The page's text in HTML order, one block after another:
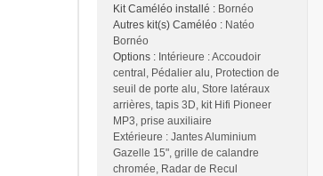
Kit Caméléo installé : Bornéo
Autres kit(s) Caméléo : Natéo
Bornéo
Options : Intérieure : Accoudoir
central, Pédalier alu, Protection de
seuil de porte alu, Store latéraux
arrières, tapis 3D, kit Hifi Pioneer
MP3, prise auxiliaire
Extérieure : Jantes Aluminium
Gazelle 15", grille de calandre
chromée, Radar de Recul